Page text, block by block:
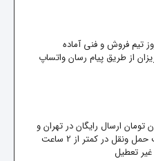
تیم فروش و فنی آماده
از طریق پیام رسان واتساپ
تومان ارسال رایگان در تهران و
شهرستان ها تا شرکت حمل ونقل در کمتر از 2 ساعت
غیر تعطیل